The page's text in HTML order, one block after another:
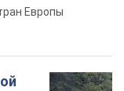
Европы